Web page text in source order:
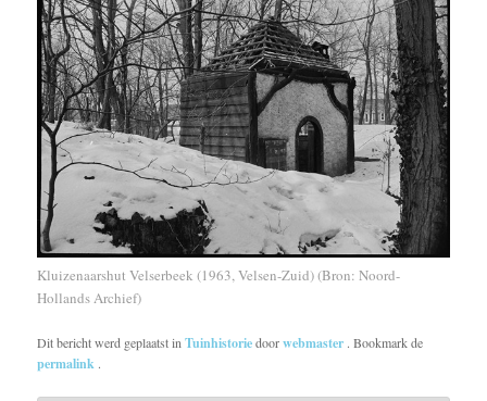
Kluizenaarshut Velserbeek (1963, Velsen-Zuid) (Bron: Noord-
Hollands Archief)
Dit bericht werd geplaatst inTuinhistoriedoorwebmaster . Bookmark de
permalink .